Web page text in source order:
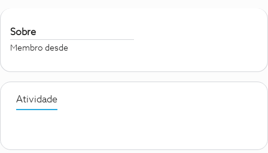
Sobre
Membro desde
Atividade